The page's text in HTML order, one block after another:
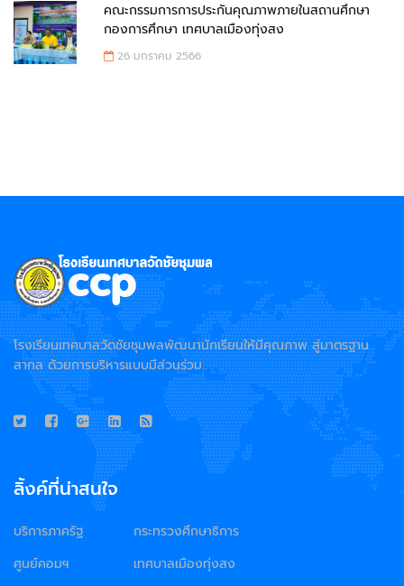
คณะกรรมการการประกันคุณภาพภายในสถานศึกษา
กองการศึกษา เทศบาลเมืองทุ่งสง
26 มกราคม 2566
โรงเรียนเทศบาลวัดชัยชุมพลพัฒนานักเรียนให้มีคุณภาพ สู่มาตรฐาน
สากล ด้วยการบริหารแบบมีส่วนร่วม..
ลิ้งค์ที่น่าสนใจ
บริการภาครัฐ
ศูนย์คอมฯ
กระทรวงศึกษาธิการ
เทศบาลเมืองทุ่งสง